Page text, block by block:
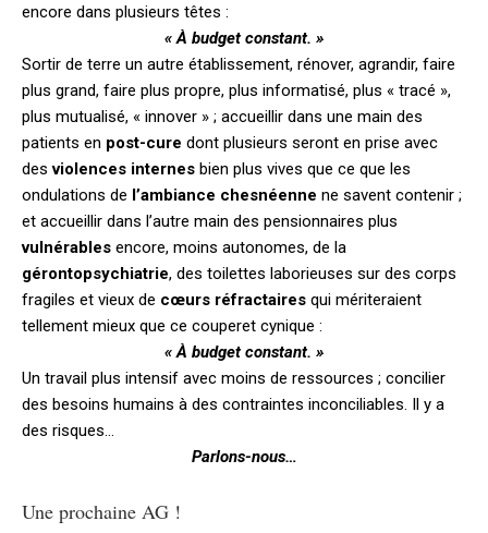
encore dans plusieurs têtes :
« À budget constant. »
Sortir de terre un autre établissement, rénover, agrandir, faire
plus grand, faire plus propre, plus informatisé, plus « tracé »,
plus mutualisé, « innover » ; accueillir dans une main des
patients en post-cure dont plusieurs seront en prise avec
desviolences internes bien plus vives que ce que les
ondulations de l’ambiance chesnéenne ne savent contenir ;
et accueillir dans l’autre main des pensionnaires plus
vulnérables encore, moins autonomes, de la
gérontopsychiatrie, des toilettes laborieuses sur des corps
fragiles et vieux de cœurs réfractaires qui mériteraient
tellement mieux que ce couperet cynique :
« À budget constant. »
Un travail plus intensif avec moins de ressources ; concilier
des besoins humains à des contraintes inconciliables. Il y a
des risques...
Parlons-nous…
Une prochaine AG !